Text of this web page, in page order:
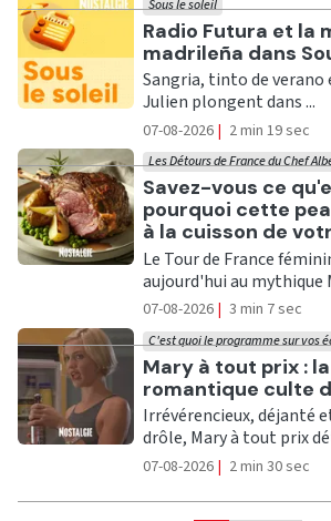
Ecouter
Radio Futura et la
madrileña dans
Sous le soleil
Sangria, tinto de
Julien plongent dans ...
07-08-2026 | 2 min 19 sec
Ecouter
Savez-vous ce
pourquoi cette
à la cuisson de
Les Détours de France du Chef
Le Tour de France
aujourd'hui au mythique
07-08-2026 | 3 min 7 sec
Ecouter
Mary à tout prix :
romantique culte
C'est quoi le programme sur vos
Irrévérencieux, déjanté
drôle, Mary à tout prix
07-08-2026 | 2 min 30 sec